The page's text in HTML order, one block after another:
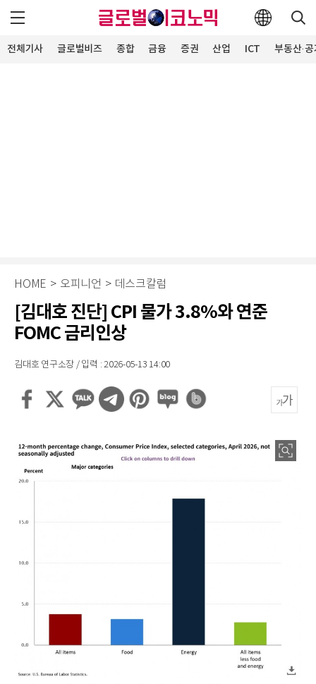
전체기사 글로벌비즈 종합 금융 증권 산업 ICT 부동산·
HOME > 오피니언 > 데스크칼럼
[김대호 진단] CPI 물가 3.8%와 연준
FOMC 금리인상
김대호 연구소장 / 입력 : 2026-05-13 14:00